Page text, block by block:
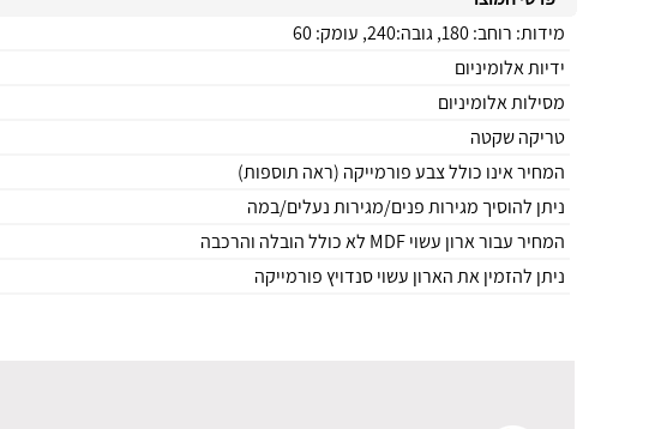
מידות: רוחב: 180, גובה:240, עומק: 60
ידיות אלומיניום
מסילות אלומיניום
טריקה שקטה
המחיר אינו כולל צבע פורמייקה (ראה תוספות)
ניתן להוסיך מגירות פנים/מגירות נעלים/במה
המחיר עבור ארון עשוי MDF לא כולל הובלה והרכבה
ניתן להזמין את הארון עשוי סנדויץ פורמייקה